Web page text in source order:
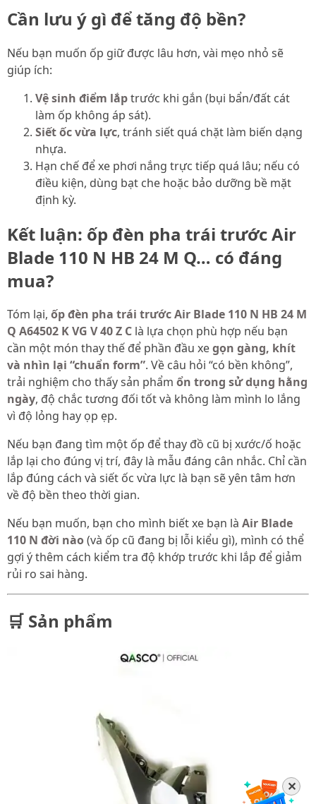
Cần lưu ý gì để tăng độ bền?
Nếu bạn muốn ốp giữ được lâu hơn, vài mẹo nhỏ sẽ
giúp ích:
Vệ sinh điểm lắptrước khi gắn (bụi bẩn/đất cát
làm ốp không áp sát).
Siết ốc vừa lực, tránh siết quá chặt làm biến dạng
nhựa.
Hạn chế để xe phơi nắng trực tiếp quá lâu; nếu có
điều kiện, dùng bạt che hoặc bảo dưỡng bề mặt
định kỳ.
Kết luận: ốp đèn pha trái trước Air
Blade 110 N HB 24 M Q… có đáng
mua?
Tóm lại, ốp đèn pha trái trước Air Blade 110 N HB 24 M
Q A64502 K VG V 40 Z C là lựa chọn phù hợp nếu bạn
cần một món thay thế để phần đầu xegọn gàng, khít
và nhìn lại “chuẩn form”. Về câu hỏi “có bền không”,
trải nghiệm cho thấy sản phẩm ổn trong sử dụng hằng
ngày, độ chắc tương đối tốt và không làm mình lo lắng
vì độ lỏng hay ọp ẹp.
Nếu bạn đang tìm một ốp để thay đồ cũ bị xước/ố hoặc
lắp lại cho đúng vị trí, đây là mẫu đáng cân nhắc. Chỉ cần
lắp đúng cách và siết ốc vừa lực là bạn sẽ yên tâm hơn
về độ bền theo thời gian.
Nếu bạn muốn, bạn cho mình biết xe bạn là Air Blade
110 N đời nào(và ốp cũ đang bị lỗi kiểu gì), mình có thể
gợi ý thêm cách kiểm tra độ khớp trước khi lắp để giảm
rủi ro sai hàng.
🛒 Sản phẩm
✕